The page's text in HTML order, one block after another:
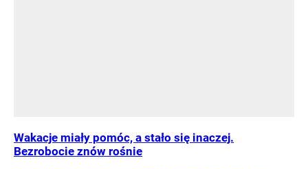
Wakacje miały pomóc, a stało się inaczej.
Bezrobocie znów rośnie